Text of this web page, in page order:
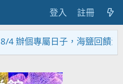
登入 註冊
8/4 辦個專屬日子，海鹽回饋